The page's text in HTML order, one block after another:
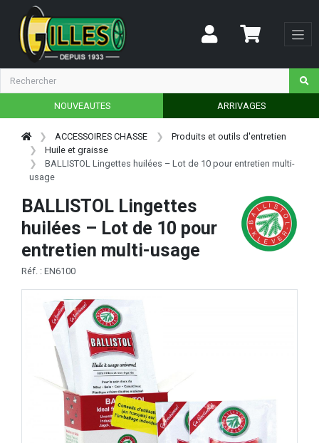
NOUVEAUTES ARRIVAGES
ACCESSOIRES CHASSE
Produits et outils d'entretien
Huile et graisse
BALLISTOL Lingettes huilées – Lot de 10 pour entretien multi-
usage
BALLISTOL Lingettes
huilées – Lot de 10 pour
entretien multi-usage
Réf. : EN6100